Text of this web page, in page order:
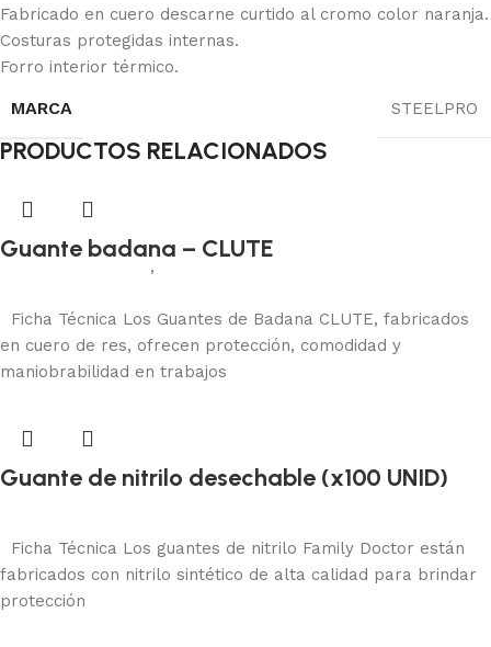
Fabricado en cuero descarne curtido al cromo color naranja.
Costuras protegidas internas.
Forro interior térmico.
MARCA STEELPRO
PRODUCTOS RELACIONADOS
Guante badana – CLUTE
,
Ficha Técnica Los Guantes de Badana CLUTE, fabricados
en cuero de res, ofrecen protección, comodidad y
maniobrabilidad en trabajos
Guante de nitrilo desechable (x100 UNID)
Ficha Técnica Los guantes de nitrilo Family Doctor están
fabricados con nitrilo sintético de alta calidad para brindar
protección